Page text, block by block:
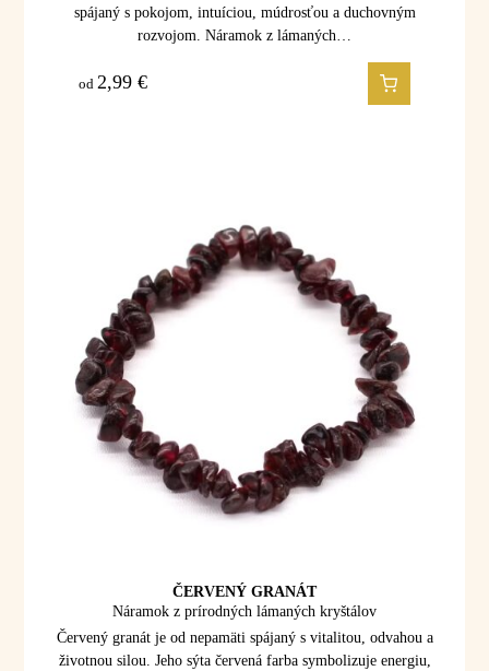
spájaný s pokojom, intuíciou, múdrosťou a duchovným
rozvojom. Náramok z lámaných…
od 2,99€
ČERVENÝ GRANÁT
Náramok z prírodných lámaných kryštálov
Červený granát je od nepamäti spájaný s vitalitou, odvahou a
životnou silou. Jeho sýta červená farba symbolizuje energiu,